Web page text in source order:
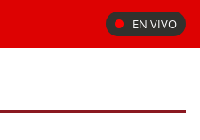
EN VIVO